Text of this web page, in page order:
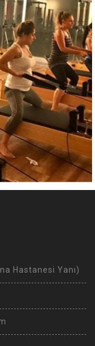
Hastanesi Yanı)